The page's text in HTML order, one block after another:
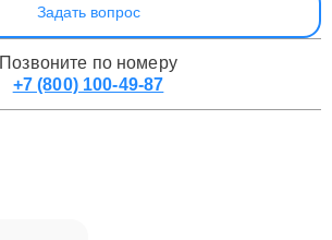
Задать вопрос
Позвоните по номеру
+7 (800) 100-49-87